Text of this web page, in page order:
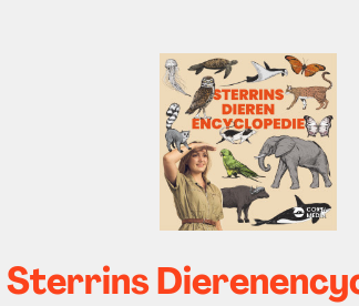
Sterrins